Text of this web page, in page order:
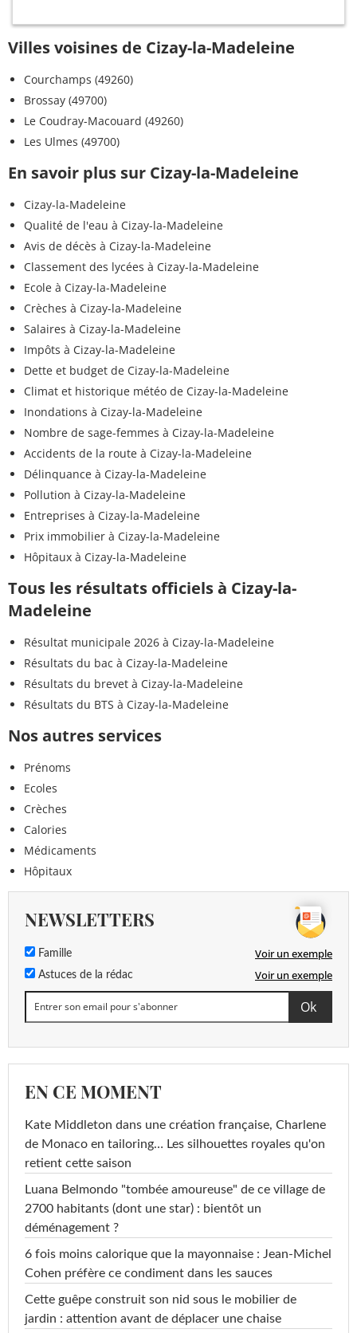
Villes voisines de Cizay-la-Madeleine
Courchamps (49260)
Brossay (49700)
Le Coudray-Macouard (49260)
Les Ulmes (49700)
En savoir plus sur Cizay-la-Madeleine
Cizay-la-Madeleine
Qualité de l'eau à Cizay-la-Madeleine
Avis de décès à Cizay-la-Madeleine
Classement des lycées à Cizay-la-Madeleine
Ecole à Cizay-la-Madeleine
Crèches à Cizay-la-Madeleine
Salaires à Cizay-la-Madeleine
Impôts à Cizay-la-Madeleine
Dette et budget de Cizay-la-Madeleine
Climat et historique météo de Cizay-la-Madeleine
Inondations à Cizay-la-Madeleine
Nombre de sage-femmes à Cizay-la-Madeleine
Accidents de la route à Cizay-la-Madeleine
Délinquance à Cizay-la-Madeleine
Pollution à Cizay-la-Madeleine
Entreprises à Cizay-la-Madeleine
Prix immobilier à Cizay-la-Madeleine
Hôpitaux à Cizay-la-Madeleine
Tous les résultats officiels à Cizay-la-
Madeleine
Résultat municipale 2026 à Cizay-la-Madeleine
Résultats du bac à Cizay-la-Madeleine
Résultats du brevet à Cizay-la-Madeleine
Résultats du BTS à Cizay-la-Madeleine
Nos autres services
Prénoms
Ecoles
Crèches
Calories
Médicaments
Hôpitaux
NEWSLETTERS
Famille Voir un exemple
Astuces de la rédac Voir un exemple
EN CE MOMENT
Kate Middleton dans une création française, Charlene
de Monaco en tailoring… Les silhouettes royales qu'on
retient cette saison
Luana Belmondo "tombée amoureuse" de ce village de
2700 habitants (dont une star) : bientôt un
déménagement ?
6 fois moins calorique que la mayonnaise : Jean-Michel
Cohen préfère ce condiment dans les sauces
Cette guêpe construit son nid sous le mobilier de
jardin : attention avant de déplacer une chaise